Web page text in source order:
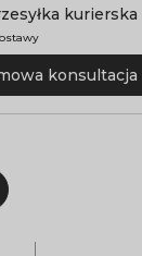
kurierska
konsultacja